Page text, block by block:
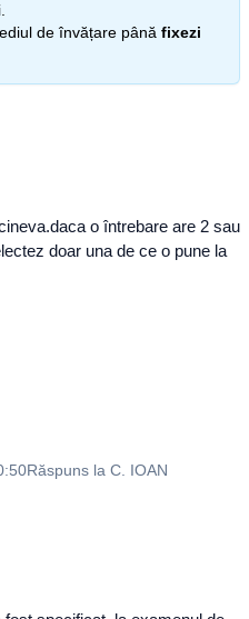
de învățare până fixezi
o întrebare are 2 sau
doar una de ce o pune la
Răspuns la C. IOAN